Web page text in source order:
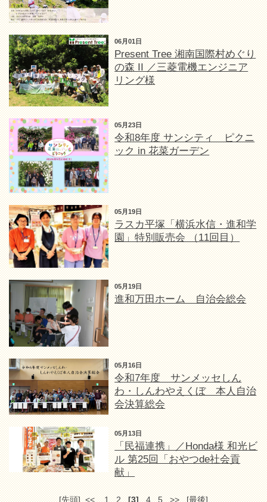
06月01日
Present Tree 湘南国際村めぐり
の森 II ／三菱電機エンジニア
リング様
05月23日
令和8年度 サンシティ ピクニ
ック in 花菜ガーデン
05月19日
ラスカ平塚「横浜水信・進和学
園」特別販売会 （11回目）
05月19日
進和万田ホーム 自治会総会
05月16日
令和7年度 サンメッセしん
わ・しんわやえくぼ 本人自治
会決算総会
05月13日
「民福連携」／Honda様 和光ビ
ル 第25回「おやつde社会貢
献」
[先頭] << 1 2 [3] 4 5 >> [最後]